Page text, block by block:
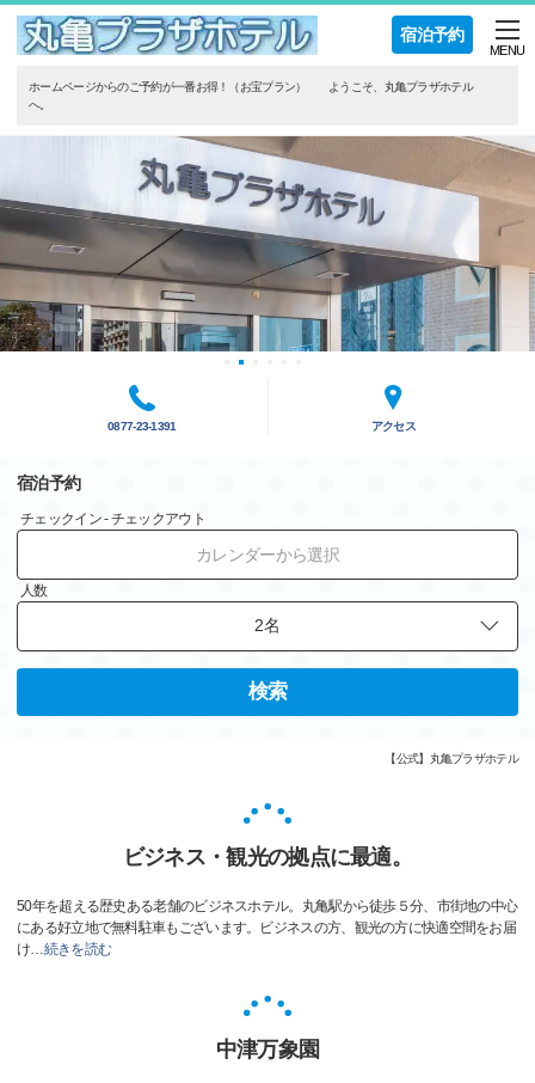
宿泊予約
MENU
ホームページからのご予約が一番お得！（お宝プラン） ようこそ、丸亀プラザホテル
へ。
0877-23-1391 アクセス
宿泊予約
チェックイン - チェックアウト
カレンダーから選択
人数
検索
【公式】丸亀プラザホテル
ビジネス・観光の拠点に最適。
50年を超える歴史ある老舗のビジネスホテル。丸亀駅から徒歩５分、市街地の中心
にある好立地で無料駐車もございます。ビジネスの方、観光の方に快適空間をお届
け…続きを読む
中津万象園